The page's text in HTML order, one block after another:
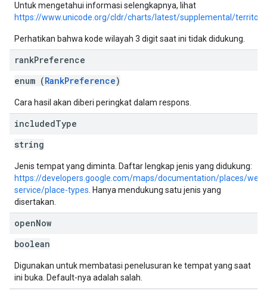
Untuk mengetahui informasi selengkapnya, lihat
https://www.unicode.org/cldr/charts/latest/supplemental/
Perhatikan bahwa kode wilayah 3 digit saat ini tidak didukung.
rankPreference
enum (RankPreference)
Cara hasil akan diberi peringkat dalam respons.
includedType
string
Jenis tempat yang diminta. Daftar lengkap jenis yang didukung:
https://developers.google.com/maps/documentation/places/web-
service/place-types . Hanya mendukung satu jenis yang
disertakan.
openNow
boolean
Digunakan untuk membatasi penelusuran ke tempat yang saat
ini buka. Default-nya adalah salah.